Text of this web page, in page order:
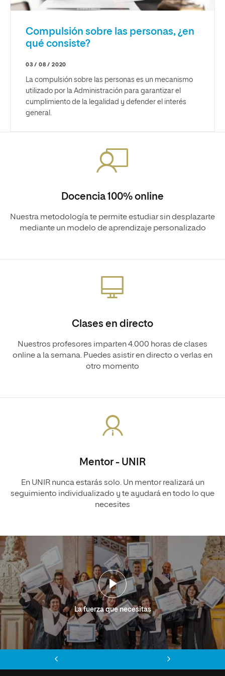
Compulsión sobre las personas, ¿en
qué consiste?
03 / 08 / 2020
La compulsión sobre las personas es un mecanismo
utilizado por la Administración para garantizar el
cumplimiento de la legalidad y defender el interés
general.
Docencia 100% online
Nuestra metodología te permite estudiar sin desplazarte
mediante un modelo de aprendizaje personalizado
Clases en directo
Nuestros profesores imparten 4.000 horas de clases
online a la semana. Puedes asistir en directo o verlas en
otro momento
Mentor - UNIR
En UNIR nunca estarás solo. Un mentor realizará un
seguimiento individualizado y te ayudará en todo lo que
necesites
La fuerza que necesitas